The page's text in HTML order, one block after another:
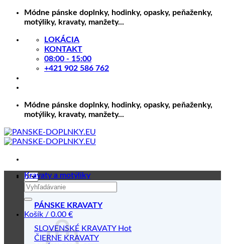
Skip
Módne pánske doplnky, hodinky, opasky, peňaženky,
motýliky, kravaty, manžety...
LOKÁCIA
KONTAKT
08:00 - 15:00
+421 902 586 762
Módne pánske doplnky, hodinky, opasky, peňaženky,
motýliky, kravaty, manžety...
Hľadať:
Košík / 0.00 €
Kravaty a motýliky
PÁNSKE KRAVATY
SLOVENSKÉ KRAVATY
ČIERNE KRAVATY